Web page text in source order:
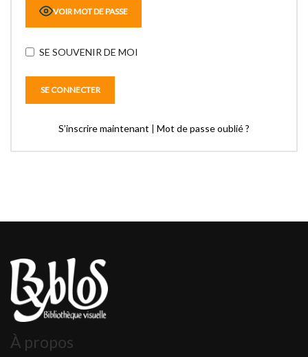
VOIR MOT DE PASSE
SE SOUVENIR DE MOI
S’inscrire maintenant | Mot de passe oublié ?
À propos